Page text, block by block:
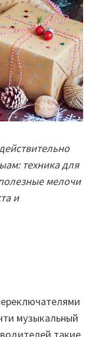
ам: техника для
мелочи
и
музыкальный
такие